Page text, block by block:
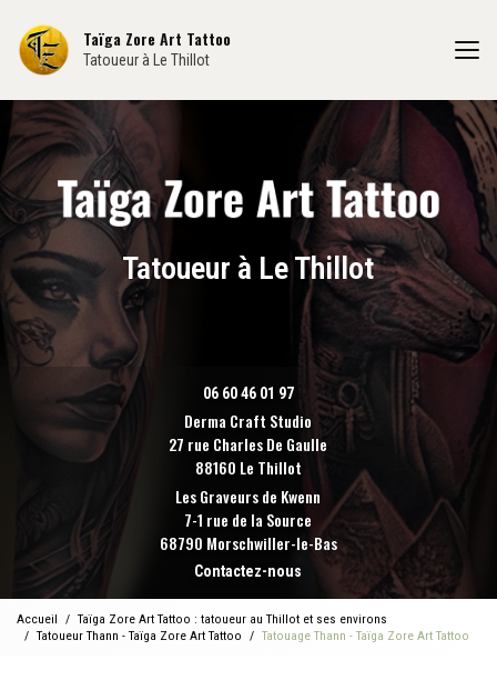
contenu
principal
Taïga Zore Art Tattoo
Tatoueur à Le Thillot
Tatoueur à Le Thillot
06 60 46 01 97
Derma Craft Studio
27 rue Charles De Gaulle
88160 Le Thillot
Les Graveurs de Kwenn
7-1 rue de la Source
68790 Morschwiller-le-Bas
Contactez-nous
Accueil
Taïga Zore Art Tattoo : tatoueur au Thillot et ses environs
Tatoueur Thann - Taïga Zore Art Tattoo
Tatouage Thann - Taïga Zore Art Tattoo